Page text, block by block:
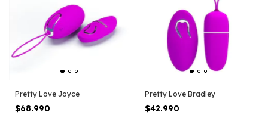
Pretty Love Joyce
$68.990
Pretty Love Bradley
$42.990